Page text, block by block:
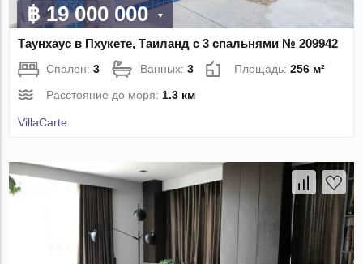
฿ 19 000 000
Таунхаус в Пхукете, Таиланд с 3 спальнями № 209942
Спален:3 Ванных:3 Площадь:256 м²
Расстояние до моря: 1.3 км
VillaСarte